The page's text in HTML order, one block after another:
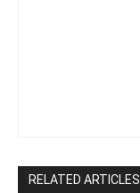
RELATED ARTICLES